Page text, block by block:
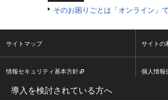
そのお困りごとは「オンライン」
導入を検討されている方へ
サイトマップ サイトの
情報セキュリティ基本方針 個人情報